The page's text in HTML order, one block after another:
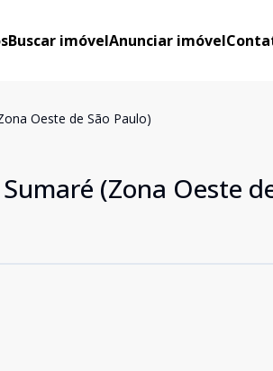
Buscar imóvelAnunciar imóvel
Oeste de São Paulo)
(Zona Oeste